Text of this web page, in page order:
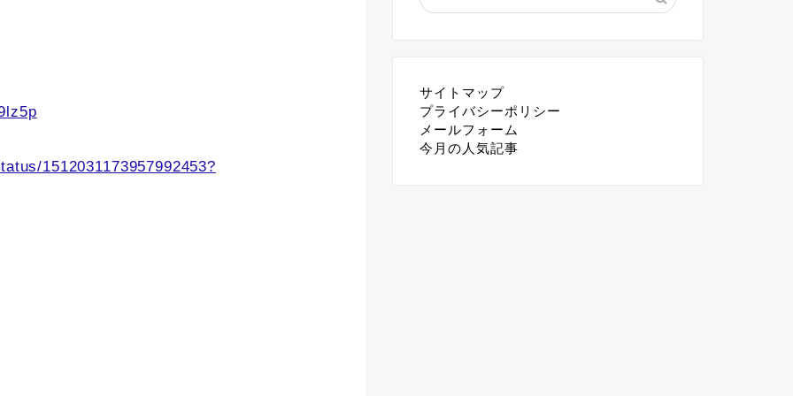
1512031173957992453?
サイトマップ
プライバシーポリシー
メールフォーム
今月の人気記事